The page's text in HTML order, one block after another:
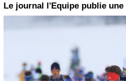
Le journal l'Equipe publie